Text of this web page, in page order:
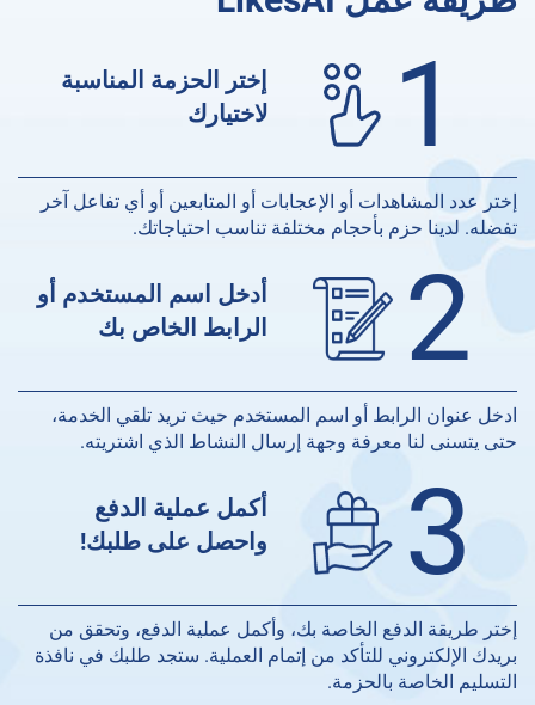
1
إختر الحزمة المناسبة
لاختيارك
إختر عدد المشاهدات أو الإعجابات أو المتابعين أو أي تفاعل آخر
تفضله. لدينا حزم بأحجام مختلفة تناسب احتياجاتك.
2
أدخل اسم المستخدم أو
الرابط الخاص بك
ادخل عنوان الرابط أو اسم المستخدم حيث تريد تلقي الخدمة،
حتى يتسنى لنا معرفة وجهة إرسال النشاط الذي اشتريته.
3
أكمل عملية الدفع
واحصل على طلبك!
إختر طريقة الدفع الخاصة بك، وأكمل عملية الدفع، وتحقق من
بريدك الإلكتروني للتأكد من إتمام العملية. ستجد طلبك في نافذة
التسليم الخاصة بالحزمة.